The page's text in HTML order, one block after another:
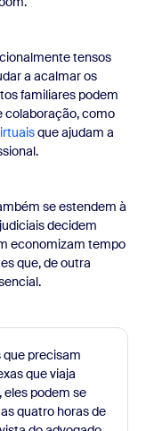
tensos
a acalmar os
familiares podem
colaboração, como
que ajudam a
se estendem à
decidem
economizam tempo
que, de outra
que precisam
que viaja
eles podem se
quatro horas de